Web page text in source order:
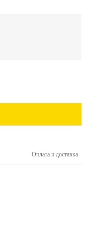
Оплата и доставка